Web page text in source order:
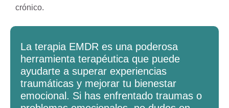
crónico.
La terapia EMDR es una poderosa
herramienta terapéutica que puede
ayudarte a superar experiencias
traumáticas y mejorar tu bienestar
emocional. Si has enfrentado traumas o